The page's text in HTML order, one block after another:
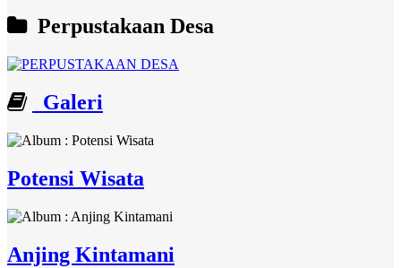
Perpustakaan Desa
Galeri
Potensi Wisata
Anjing Kintamani